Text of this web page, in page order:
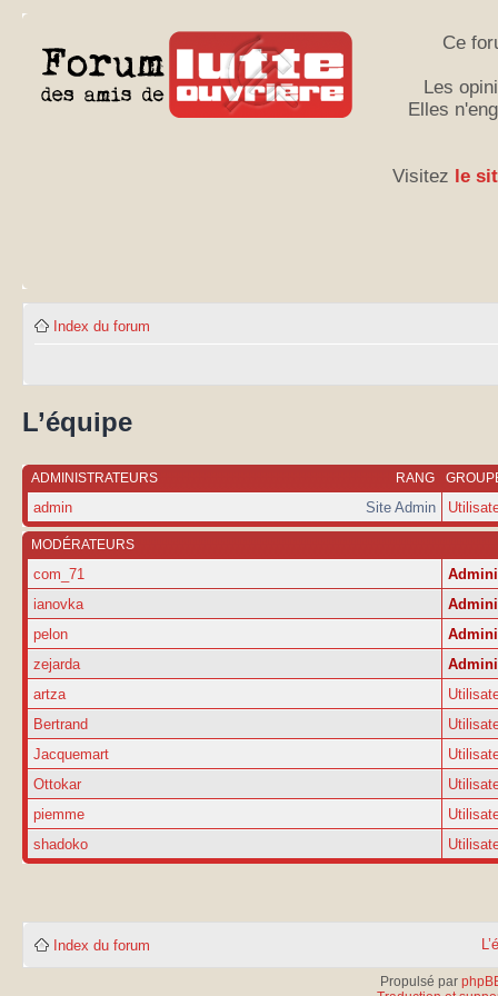
Ce
Les
Elles
Visitez le
Index du forum
L’équipe
RANG
ADMINISTRATEURS
Site Admin
admin
MODÉRATEURS
com_71
ianovka
pelon
zejarda
artza
Bertrand
Jacquemart
Ottokar
piemme
shadoko
Index du forum
Propulsé par